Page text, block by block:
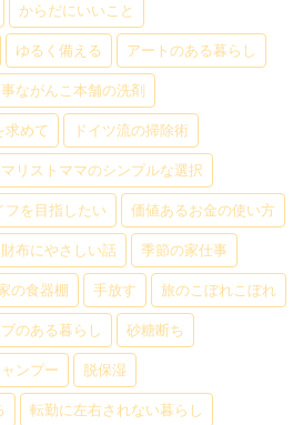
からだにいいこと
ゆるく備える アートのある暮らし
ながんこ本舗の洗剤
求めて ドイツ流の掃除術
マリストママのシンプルな選択
フを目指したい 価値あるお金の使い方
布にやさしい話 季節の家仕事
の食器棚 手放す 旅のこぼれこぼれ
のある暮らし 砂糖断ち
ンプー 脱保湿
転勤に左右されない暮らし